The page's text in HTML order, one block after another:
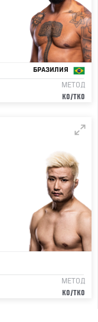
БРАЗИЛИЯ
МЕТОД
KO/TKO
МЕТОД
KO/TKO